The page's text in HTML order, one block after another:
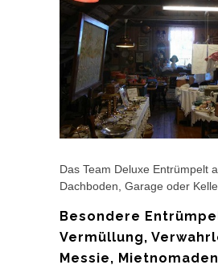
Das Team Deluxe Entrümpelt
Dachboden, Garage oder
Besondere
Vermüllung,
Messie, Mietnomaden